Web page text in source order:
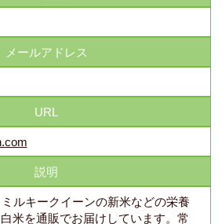
メールアドレス
URL
説明
ルキークイーンの新米などの栄養
米を通販でお届けしています。常